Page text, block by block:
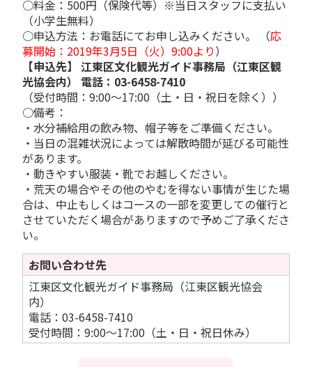
○料金：500円（保険代等）※当日スタッフに支払い
（小学生無料）
○申込方法：お電話にてお申し込みください。 （応
募開始：2019年3月5日（火）9:00より）
【申込先】 江東区文化観光ガイド事務局（江東区観
光協会内） 電話：03-6458-7410
（受付時間：9:00～17:00（土・日・祝日を除く））
○備考：
・水分補給用の飲み物、帽子等をご準備ください。
・当日の混雑状況によっては解散時間が延びる可能性
があります。
・動きやすい服装・靴でお越しください。
・荒天の場合やその他のやむを得ない事情が生じた場
合は、中止もしくはコースの一部を変更しての催行と
させていただく場合がありますので予めご了承くださ
い。
お問い合わせ先
江東区文化観光ガイド事務局（江東区観光協会
内）
電話：03-6458-7410
受付時間：9:00～17:00（土・日・祝日休み）